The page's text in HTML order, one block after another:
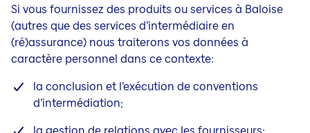
Si vous fournissez des produits ou services à Baloise
(autres que des services d’intermédiaire en
(ré)assurance) nous traiterons vos données à
caractère personnel dans ce contexte:
la conclusion et l’exécution de conventions
d’intermédiation;